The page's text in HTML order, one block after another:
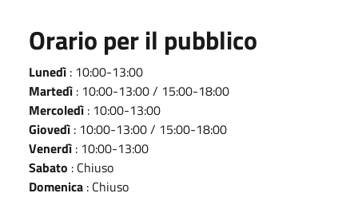
Orario per il pubblico
Lunedì : 10:00-13:00
Martedì : 10:00-13:00 / 15:00-18:00
Mercoledì : 10:00-13:00
Giovedì : 10:00-13:00 / 15:00-18:00
Venerdì : 10:00-13:00
Sabato : Chiuso
Domenica : Chiuso